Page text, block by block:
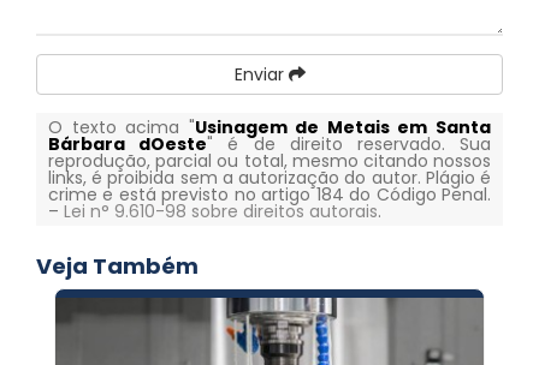
Enviar
O texto acima "Usinagem de Metais em Santa
Bárbara dOeste" é de direito reservado. Sua
reprodução, parcial ou total, mesmo citando nossos
links, é proibida sem a autorização do autor. Plágio é
crime e está previsto no artigo 184 do Código Penal.
– Lei n° 9.610-98 sobre direitos autorais.
Veja Também